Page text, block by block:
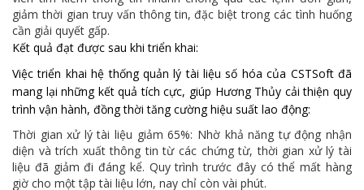
giảm thời gian truy vấn thông tin, đặc biệt trong các tình huống
cần giải quyết gấp.
Kết quả đạt được sau khi triển khai:
Việc triển khai hệ thống quản lý tài liệu số hóa của CSTSoft đã
mang lại những kết quả tích cực, giúp Hương Thủy cải thiện quy
trình vận hành, đồng thời tăng cường hiệu suất lao động:
Thời gian xử lý tài liệu giảm 65%: Nhờ khả năng tự động nhận
diện và trích xuất thông tin từ các chứng từ, thời gian xử lý tài
liệu đã giảm đi đáng kể. Quy trình trước đây có thể mất hàng
giờ cho một tập tài liệu lớn, nay chỉ còn vài phút.